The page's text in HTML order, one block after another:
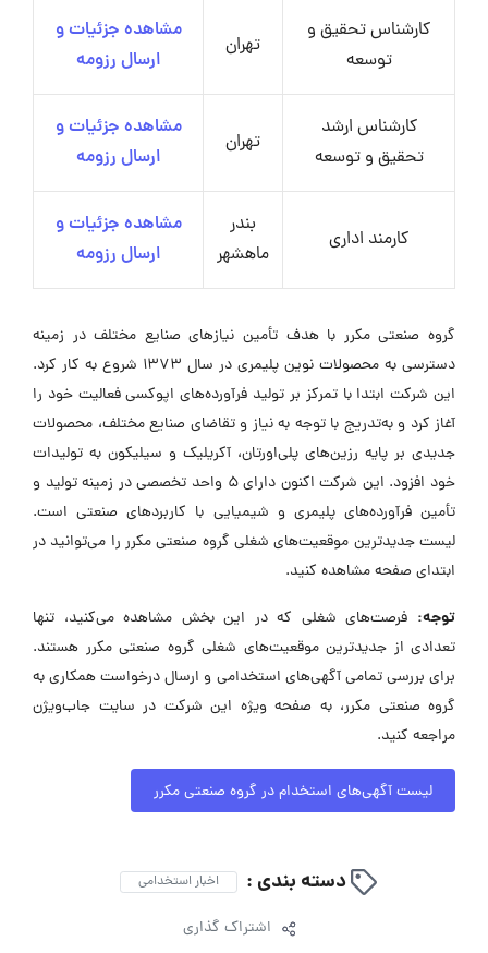
کارشناس تحقیق و
توسعه
تهران
مشاهده جزئیات و
ارسال رزومه
کارشناس ارشد
تحقیق و توسعه
تهران
مشاهده جزئیات و
ارسال رزومه
کارمند اداری
بندر
ماهشهر
مشاهده جزئیات و
ارسال رزومه
گروه صنعتی مکرر با هدف تأمین نیازهای صنایع مختلف در زمینه
دسترسی به محصولات نوین پلیمری در سال ۱۳۷۳ شروع به کار کرد.
این شرکت ابتدا با تمرکز بر تولید فرآورده‌های اپوکسی فعالیت خود را
آغاز کرد و به‌تدریج با توجه به نیاز و تقاضای صنایع مختلف، محصولات
جدیدی بر پایه رزین‌های پلی‌اورتان، آکریلیک و سیلیکون به تولیدات
خود افزود. این شرکت اکنون دارای ۵ واحد تخصصی در زمینه تولید و
تأمین فرآورده‌های پلیمری و شیمیایی با کاربردهای صنعتی است.
لیست جدیدترین موقعیت‌های شغلی گروه صنعتی مکرر را می‌توانید در
ابتدای صفحه مشاهده کنید.
توجه: فرصت‌های شغلی که در این بخش مشاهده می‌کنید، تنها
تعدادی از جدیدترین موقعیت‌های شغلی گروه صنعتی مکرر هستند.
برای بررسی تمامی آگهی‌های استخدامی و ارسال درخواست همکاری به
گروه صنعتی مکرر، به صفحه ویژه این شرکت در سایت جاب‌ویژن
مراجعه کنید.
لیست آگهی‌های استخدام در گروه صنعتی مکرر
دسته بندی : اخبار استخدامی
اشتراک گذاری